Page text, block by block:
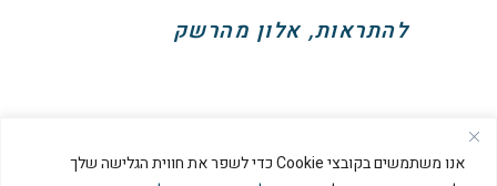
אנו משתמשים בקובצי Cookie כדי לשפר את חווית הגלישה שלך
להתראות, אלון מהרשק